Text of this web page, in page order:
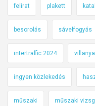
felirat plakett
besorolás sávelfogyás
intertraffic 2024
ingyen közlekedés
műszaki műszaki